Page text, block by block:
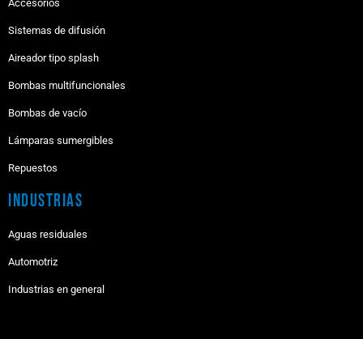
Accesorios
Sistemas de difusión
Aireador tipo splash
Bombas multifuncionales
Bombas de vacío
Lámparas sumergibles
Repuestos
Industrias
Aguas residuales
Automotriz
Industrias en general